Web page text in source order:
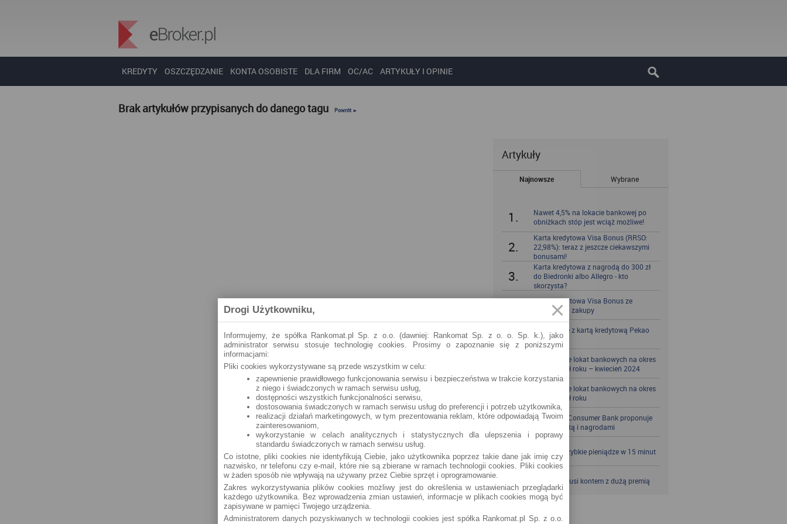
KREDYTY OSZCZĘDZANIE KONTA OSOBISTE DLA FIRM OC/AC ARTYKUŁY I OPINIE
Brak artykułów przypisanych do danego tagu Powrót ►
Artykuły
Najnowsze Wybrane
1.
Nawet 4,5% na lokacie bankowej po
obniżkach stóp jest wciąż możliwe!
2.
Karta kredytowa Visa Bonus (RRSO:
22,98%): teraz z jeszcze ciekawszymi
bonusami!
3.
Karta kredytowa z nagrodą do 300 zł
do Biedronki albo Allegro - kto
skorzysta?
Karta kredytowa Visa Bonus ze
zwrotem za zakupy
5.
Zbieraj mile z kartą kredytową Pekao
S.A.
Porównanie lokat bankowych na okres
powyżej pół roku – kwiecień 2024
Porównanie lokat bankowych na okres
powyżej pół roku
8.
Santander Consumer Bank proponuje
jesień z kartą i nagrodami
9. SKOK po szybkie pieniądze w 15 minut
10. VeloBank kusi kontem z dużą premią
Drogi Użytkowniku,
Informujemy, że spółka Rankomat.pl Sp. z o.o. (dawniej: Rankomat Sp. z o. o. Sp. k.), jako
administrator serwisu stosuje technologię cookies. Prosimy o zapoznanie się z poniższymi
informacjami:
Pliki cookies wykorzystywane są przede wszystkim w celu:
zapewnienie prawidłowego funkcjonowania serwisu i bezpieczeństwa w trakcie korzystania
z niego i świadczonych w ramach serwisu usług,
dostępności wszystkich funkcjonalności serwisu,
dostosowania świadczonych w ramach serwisu usług do preferencji i potrzeb użytkownika,
realizacji działań marketingowych, w tym prezentowania reklam, które odpowiadają Twoim
zainteresowaniom,
wykorzystanie w celach analitycznych i statystycznych dla ulepszenia i poprawy
standardu świadczonych w ramach serwisu usług.
Co istotne, pliki cookies nie identyfikują Ciebie, jako użytkownika poprzez takie dane jak imię czy
nazwisko, nr telefonu czy e-mail, które nie są zbierane w ramach technologii cookies. Pliki cookies
w żaden sposób nie wpływają na używany przez Ciebie sprzęt i oprogramowanie.
Zakres wykorzystywania plików cookies możliwy jest do określenia w ustawieniach przeglądarki
każdego użytkownika. Bez wprowadzenia zmian ustawień, informacje w plikach cookies mogą być
zapisywane w pamięci Twojego urządzenia.
Administratorem danych pozyskiwanych w technologii cookies jest spółka Rankomat.pl Sp. z o.o.